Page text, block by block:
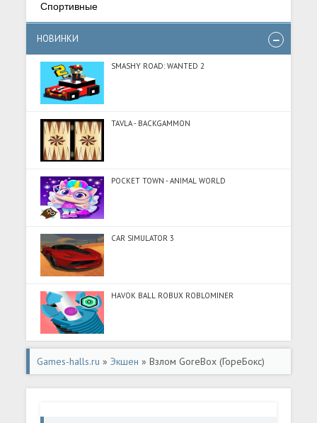
Спортивные
НОВИНКИ
SMASHY ROAD: WANTED 2
TAVLA - BACKGAMMON
POCKET TOWN - ANIMAL WORLD
CAR SIMULATOR 3
HAVOK BALL ROBUX ROBLOMINER
Games-halls.ru »Экшен » Взлом GoreBox (ГореБокс)
[МОД Menu] - стабильная версия apk на Андроид